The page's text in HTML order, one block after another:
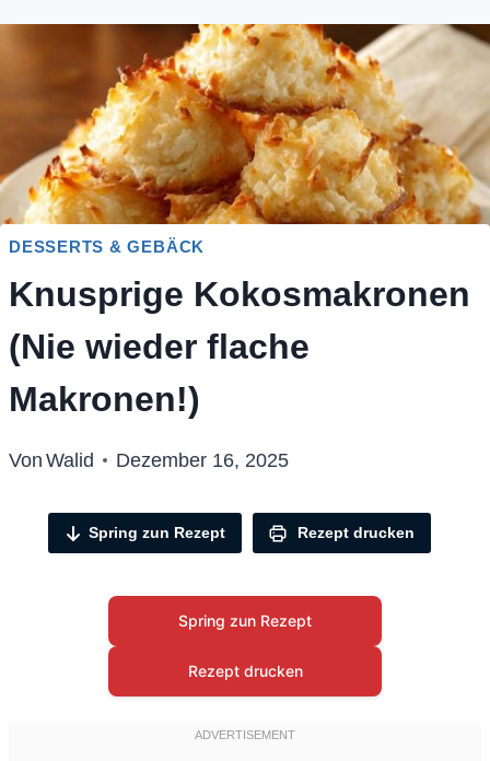
DESSERTS & GEBÄCK
Knusprige Kokosmakronen
(Nie wieder flache
Makronen!)
Von Walid Dezember 16, 2025
Spring zun Rezept Rezept drucken
Spring zun Rezept
Rezept drucken